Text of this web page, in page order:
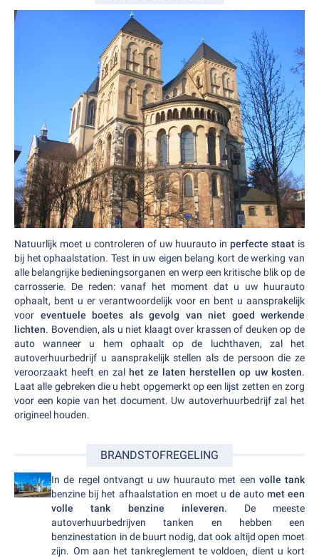
Natuurlijk moet u controleren of uw huurauto inperfecte staat is
bij het ophaalstation. Test in uw eigen belang kort de werking van
alle belangrijke bedieningsorganen en werp een kritische blik op de
carrosserie. De reden: vanaf het moment dat u uw huurauto
ophaalt, bent u er verantwoordelijk voor en bent u aansprakelijk
voor eventuele boetes als gevolg van niet goed werkende
lichten. Bovendien, als u niet klaagt over krassen of deuken op de
auto wanneer u hem ophaalt op de luchthaven, zal het
autoverhuurbedrijf u aansprakelijk stellen als de persoon die ze
veroorzaakt heeft en zal het ze laten herstellen op uw kosten.
Laat alle gebreken die u hebt opgemerkt op een lijst zetten en zorg
voor een kopie van het document. Uw autoverhuurbedrijf zal het
origineel houden.
BRANDSTOFREGELING
In de regel ontvangt u uw huurauto met een volle tank
benzine bij het afhaalstation en moet u de auto met een
volle tank benzine inleveren. De meeste
autoverhuurbedrijven tanken en hebben een
benzinestation in de buurt nodig, dat ook altijd open moet
zijn. Om aan het tankreglement te voldoen, dient u kort